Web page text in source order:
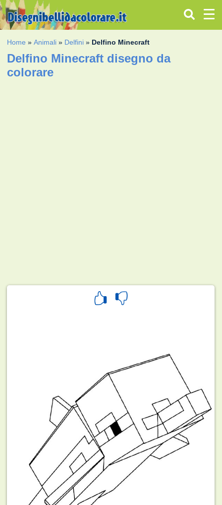
Home »Animali » Delfini » Delfino Minecraft
Delfino Minecraft disegno da
colorare